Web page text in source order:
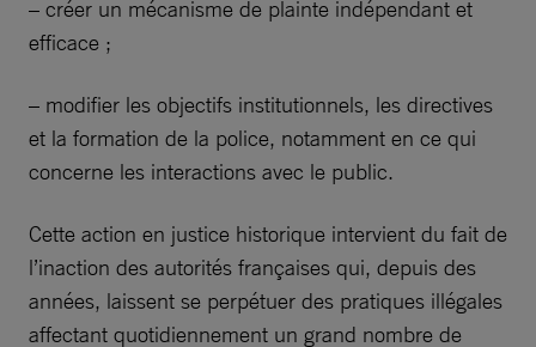
– créer un mécanisme de plainte indépendant et
efficace ;
– modifier les objectifs institutionnels, les directives
et la formation de la police, notamment en ce qui
concerne les interactions avec le public.
Cette action en justice historique intervient du fait de
l’inaction des autorités françaises qui, depuis des
années, laissent se perpétuer des pratiques illégales
affectant quotidiennement un grand nombre de